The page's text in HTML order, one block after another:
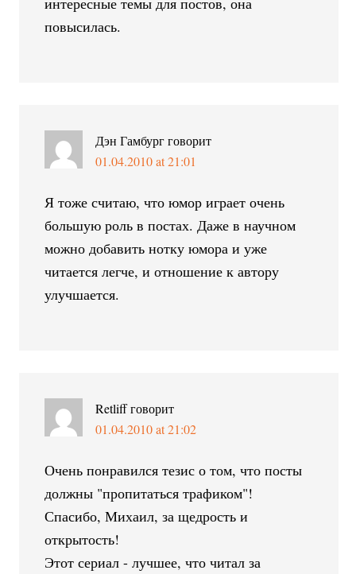
повысилась.
Дэн Гамбург говорит
01.04.2010 at 21:01
Я тоже считаю, что юмор играет очень
большую роль в постах. Даже в научном
можно добавить нотку юмора и уже
читается легче, и отношение к автору
улучшается.
Retliffговорит
01.04.2010 at 21:02
Очень понравился тезис о том, что посты
должны "пропитаться трафиком"!
Спасибо, Михаил, за щедрость и
открытость!
Этот сериал - лучшее, что читал за